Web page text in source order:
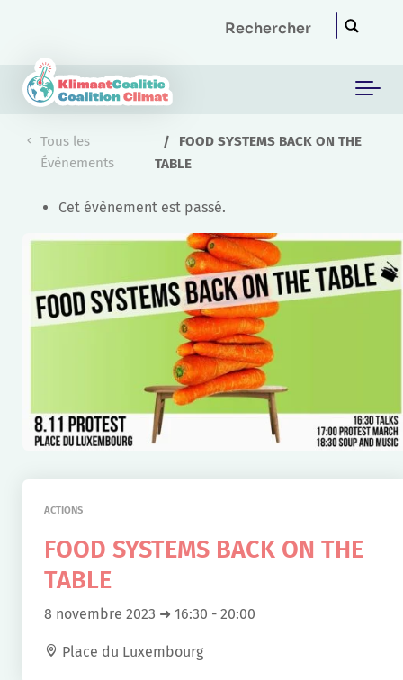
Tous les
Évènements
FOOD SYSTEMS BACK ON THE
TABLE
Cet évènement est passé.
ACTIONS
FOOD SYSTEMS BACK ON THE
TABLE
8 novembre 2023 ➜ 16:30 - 20:00
Place du Luxembourg